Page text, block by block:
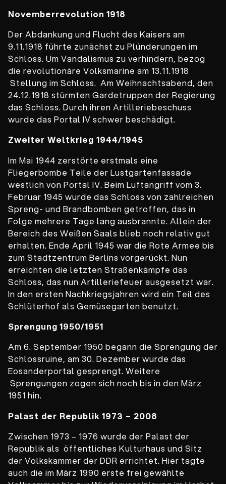
Novemberrevolution 1918
Der Abdankung und Flucht des Kaisers am
9.11.1918 führte zunächst zu Plünderungen im
Schloss. Um Vandalismus zu verhindern, bezog
die revolutionäre Volksmarine am 13.11.1918
Stellung im Schloss. Am Weihnachtsabend, den
24.12.1918 stürmten Gardetruppen der Regierung
das Schloss. Durch ihren Artilleriebeschuss
wurde das Portal IV schwer beschädigt.
Zweiter Weltkrieg 1944/1945
Im Mai 1944 zerstörte erstmals eine
Fliegerbombe Teile der Lustgartenfassade
westlich von Portal IV. Beim Luftangriff vom 3.
Februar 1945 wurde das Schloss von zahlreichen
Spreng- und Brandbomben getroffen, das in
Folge mehrere Tage lang ausbrannte. Allein der
Bereich des Weißen Saals blieb noch relativ gut
erhalten. Ende April 1945 war die Rote Armee bis
zum Stadtzentrum Berlins vorgerückt. Nun
erreichten die letzten Straßenkämpfe das
Schloss, das nun Artilleriefeuer ausgesetzt war.
In den ersten Nachkriegsjahren wird ein Teil des
Schlüterhof als Gemüsegarten benutzt.
Sprengung 1950/1951
Am 6. September 1950 begann die Sprengung der
Schlossruine, am 30. Dezember wurde das
Eosanderportal gesprengt. Weitere
Sprengungen zogen sich noch bis in den März
1951 hin.
Palast der Republik 1973 – 2008
Zwischen 1973 – 1976 wurde der Palast der
Republik als öffentliches Kulturhaus und Sitz
der Volkskammer der DDR errichtet. Hier tagte
auch die im März 1990 erste frei gewählte